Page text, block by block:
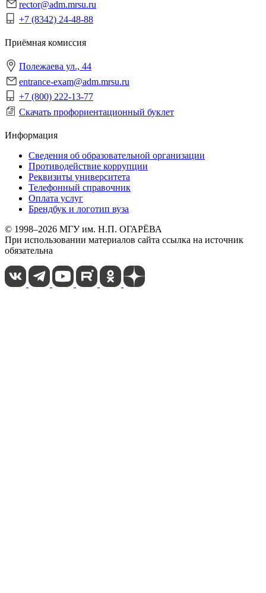
rector@adm.mrsu.ru
+7 (8342) 24-48-88
Приёмная комиссия
Полежаева ул., 44
entrance-exam@adm.mrsu.ru
+7 (800) 222-13-77
Скачать профориентационный буклет
Информация
Сведения об образовательной организации
Противодействие коррупции
Реквизиты университета
Телефонный справочник
Оплата услуг
Брендбук и логотип вуза
© 1998–2026 МГУ им. Н.П. ОГАРЁВА
При использовании материалов сайта ссылка на источник
обязательна